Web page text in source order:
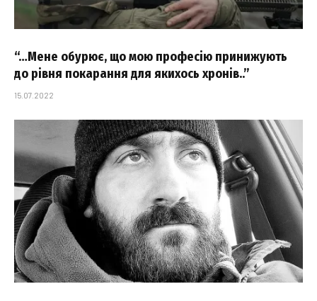
“…Мене обурює, що мою професію принижують
до рівня покарання для якихось хронів..”
15.07.2022